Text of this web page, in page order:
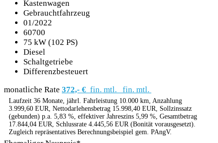
Kastenwagen
Gebrauchtfahrzeug
01/2022
60700
75 kW (102 PS)
Diesel
Schaltgetriebe
Differenzbesteuert
monatliche Rate 372,- € fin. mtl. fin. mtl.
Laufzeit 36 Monate, jährl. Fahrleistung 10.000 km, Anzahlung
3.999,60 EUR, Nettodarlehensbetrag 15.998,40 EUR, Sollzinssatz
(gebunden) p.a. 5,83 %, effektiver Jahreszins 5,99 %, Gesamtbetrag
17.844,04 EUR, Schlussrate 4.445,56 EUR (Bonität vorausgesetzt).
Zugleich repräsentatives Berechnungsbeispiel gem. PAngV.